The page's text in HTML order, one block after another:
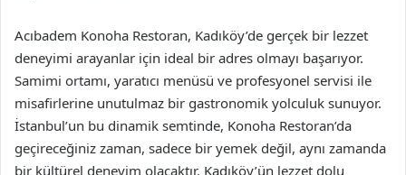
Acıbadem Konoha Restoran, Kadıköy’de gerçek bir lezzet
deneyimi arayanlar için ideal bir adres olmayı başarıyor.
Samimi ortamı, yaratıcı menüsü ve profesyonel servisi ile
misafirlerine unutulmaz bir gastronomik yolculuk sunuyor.
İstanbul’un bu dinamik semtinde, Konoha Restoran’da
geçireceğiniz zaman, sadece bir yemek değil, aynı zamanda
bir kültürel deneyim olacaktır. Kadıköy’ün lezzet dolu